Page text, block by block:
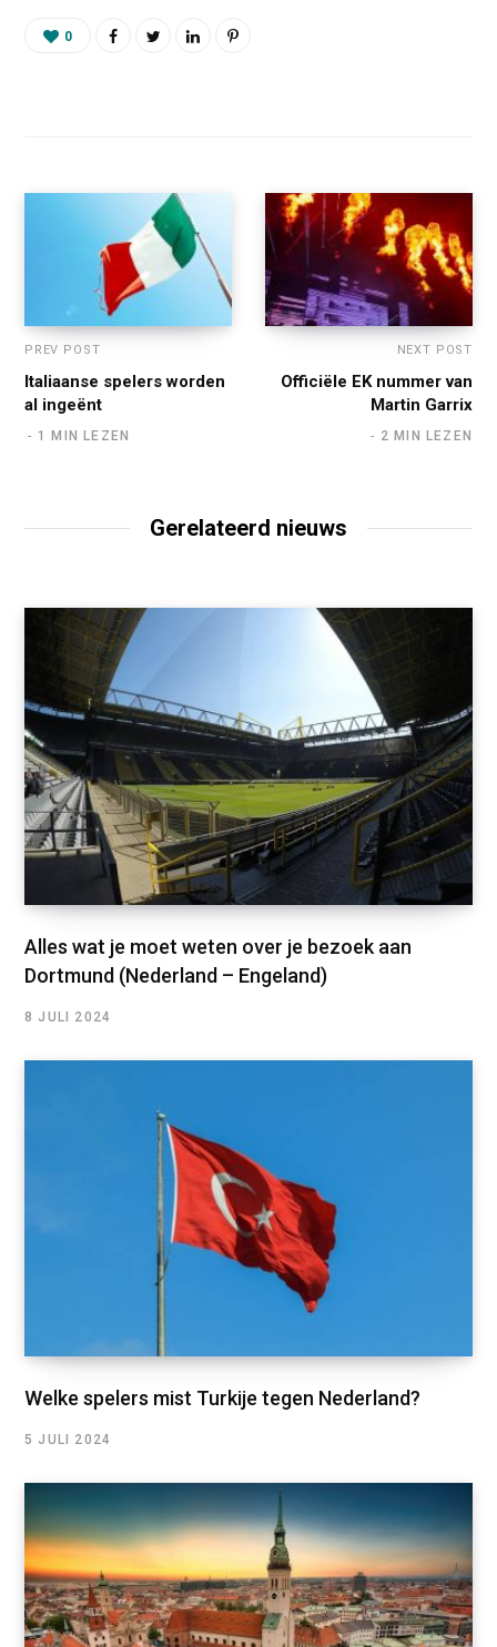
0
PREV POST
Italiaanse spelers worden
al ingeënt
1 MIN LEZEN
NEXT POST
Officiële EK nummer van
Martin Garrix
2 MIN LEZEN
Gerelateerd nieuws
Alles wat je moet weten over je bezoek aan
Dortmund (Nederland – Engeland)
8 JULI 2024
Welke spelers mist Turkije tegen Nederland?
5 JULI 2024